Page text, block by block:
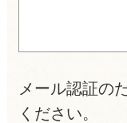
メール認証の
ください。